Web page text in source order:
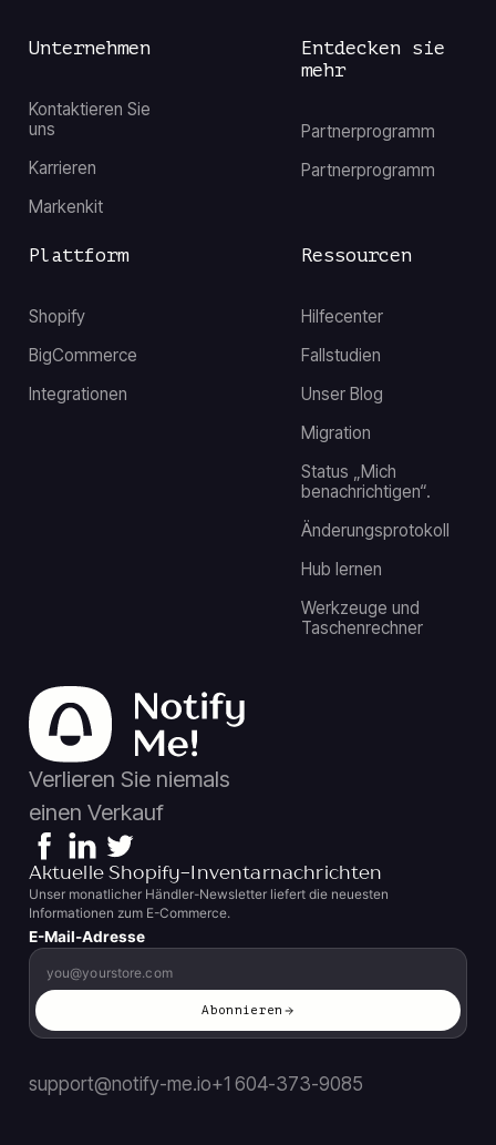
Unternehmen
Kontaktieren Sie
uns
Karrieren
Markenkit
Ressourcen
Hilfecenter
Fallstudien
Unser Blog
Migration
Status „Mich
benachrichtigen“.
Änderungsprotokoll
Hub lernen
Werkzeuge und
Taschenrechner
Entdecken sie
mehr
Partnerprogramm
Partnerprogramm
Plattform
Shopify
BigCommerce
Integrationen
Verlieren Sie niemals
einen Verkauf
Aktuelle Shopify-Inventarnachrichten
Unser monatlicher Händler-Newsletter liefert die neuesten
Informationen zum E-Commerce.
E-Mail-Adresse
Abonnieren
support@notify-me.io+1 604-373-9085